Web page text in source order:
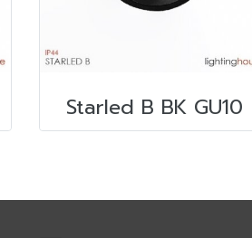
Starled B BK GU10